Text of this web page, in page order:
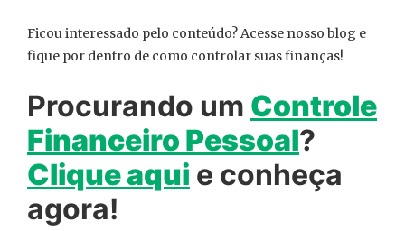
Ficou interessado pelo conteúdo? Acesse nosso blog e
fique por dentro de como controlar suas finanças!
Procurando um Controle
Financeiro Pessoal?
Clique aqui e conheça
agora!